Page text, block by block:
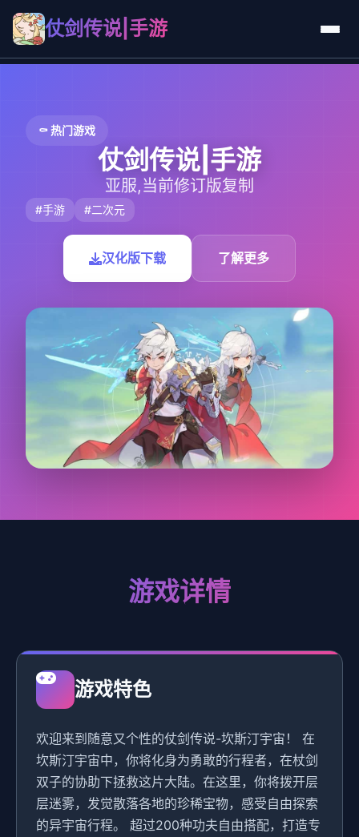
仗剑传说|手游
⚰️ 热门游戏
仗剑传说|手游
亚服,当前修订版复制
#手游 #二次元
汉化版下载 了解更多
游戏详情
游戏特色
欢迎来到随意又个性的仗剑传说-坎斯汀宇宙！ 在
坎斯汀宇宙中，你将化身为勇敢的行程者，在杖剑
双子的协助下拯救这片大陆。在这里，你将拨开层
层迷雾，发觉散落各地的珍稀宝物，感受自由探索
的异宇宙行程。 超过200种功夫自由搭配，打造专